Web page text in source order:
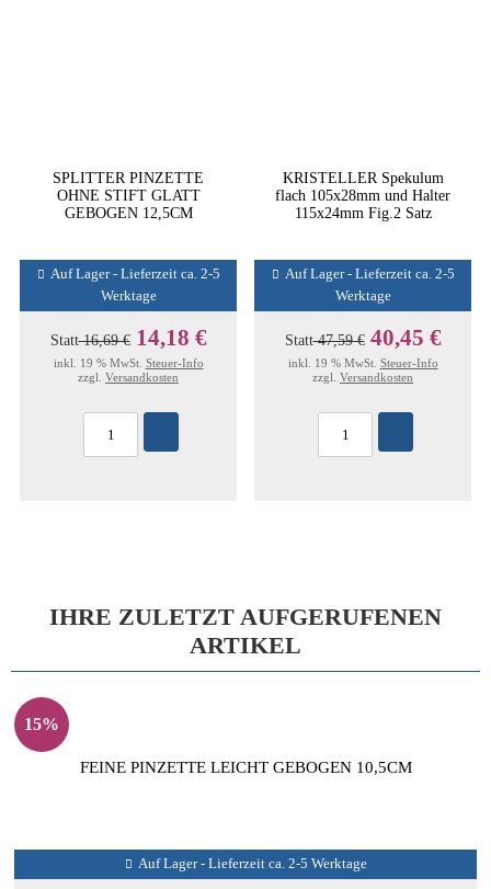
SPLITTER PINZETTE
OHNE STIFT GLATT
GEBOGEN 12,5CM
Auf Lager - Lieferzeit ca. 2-5
Werktage
Statt16,69 € 14,18 €
inkl. 19 % MwSt. Steuer-Info
zzgl. Versandkosten
KRISTELLER Spekulum
flach 105x28mm und Halter
115x24mm Fig.2 Satz
Auf Lager - Lieferzeit ca. 2-5
Werktage
Statt47,59 € 40,45 €
inkl. 19 % MwSt. Steuer-Info
zzgl. Versandkosten
IHRE ZULETZT AUFGERUFENEN
ARTIKEL
15%
FEINE PINZETTE LEICHT GEBOGEN 10,5CM
Auf Lager - Lieferzeit ca. 2-5 Werktage